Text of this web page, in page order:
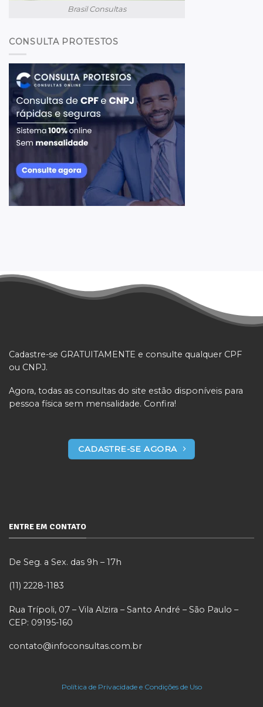
Brasil Consultas
CONSULTA PROTESTOS
Cadastre-se GRATUITAMENTE e consulte qualquer CPF
ou CNPJ.
Agora, todas as consultas do site estão disponíveis para
pessoa física sem mensalidade. Confira!
CADASTRE-SE AGORA
ENTRE EM CONTATO
De Seg. a Sex. das 9h – 17h
(11) 2228-1183
Rua Trípoli, 07 – Vila Alzira – Santo André – São Paulo –
CEP: 09195-160
contato@infoconsultas.com.br
Política de Privacidade e Condições de Uso